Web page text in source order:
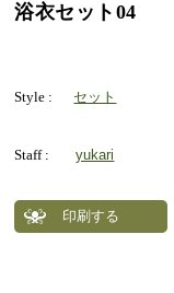
浴衣セット04
Style : セット
Staff : yukari
印刷する